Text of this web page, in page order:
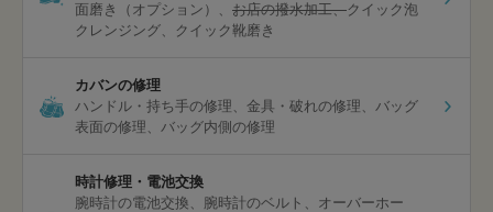
面磨き（オプション）
お店の撥水加工
クイック泡
クレンジング
クイック靴磨き
カバンの修理
ハンドル・持ち手の修理
金具・破れの修理
バッグ
表面の修理
バッグ内側の修理
時計修理・電池交換
腕時計の電池交換
腕時計のベルト
オーバーホー